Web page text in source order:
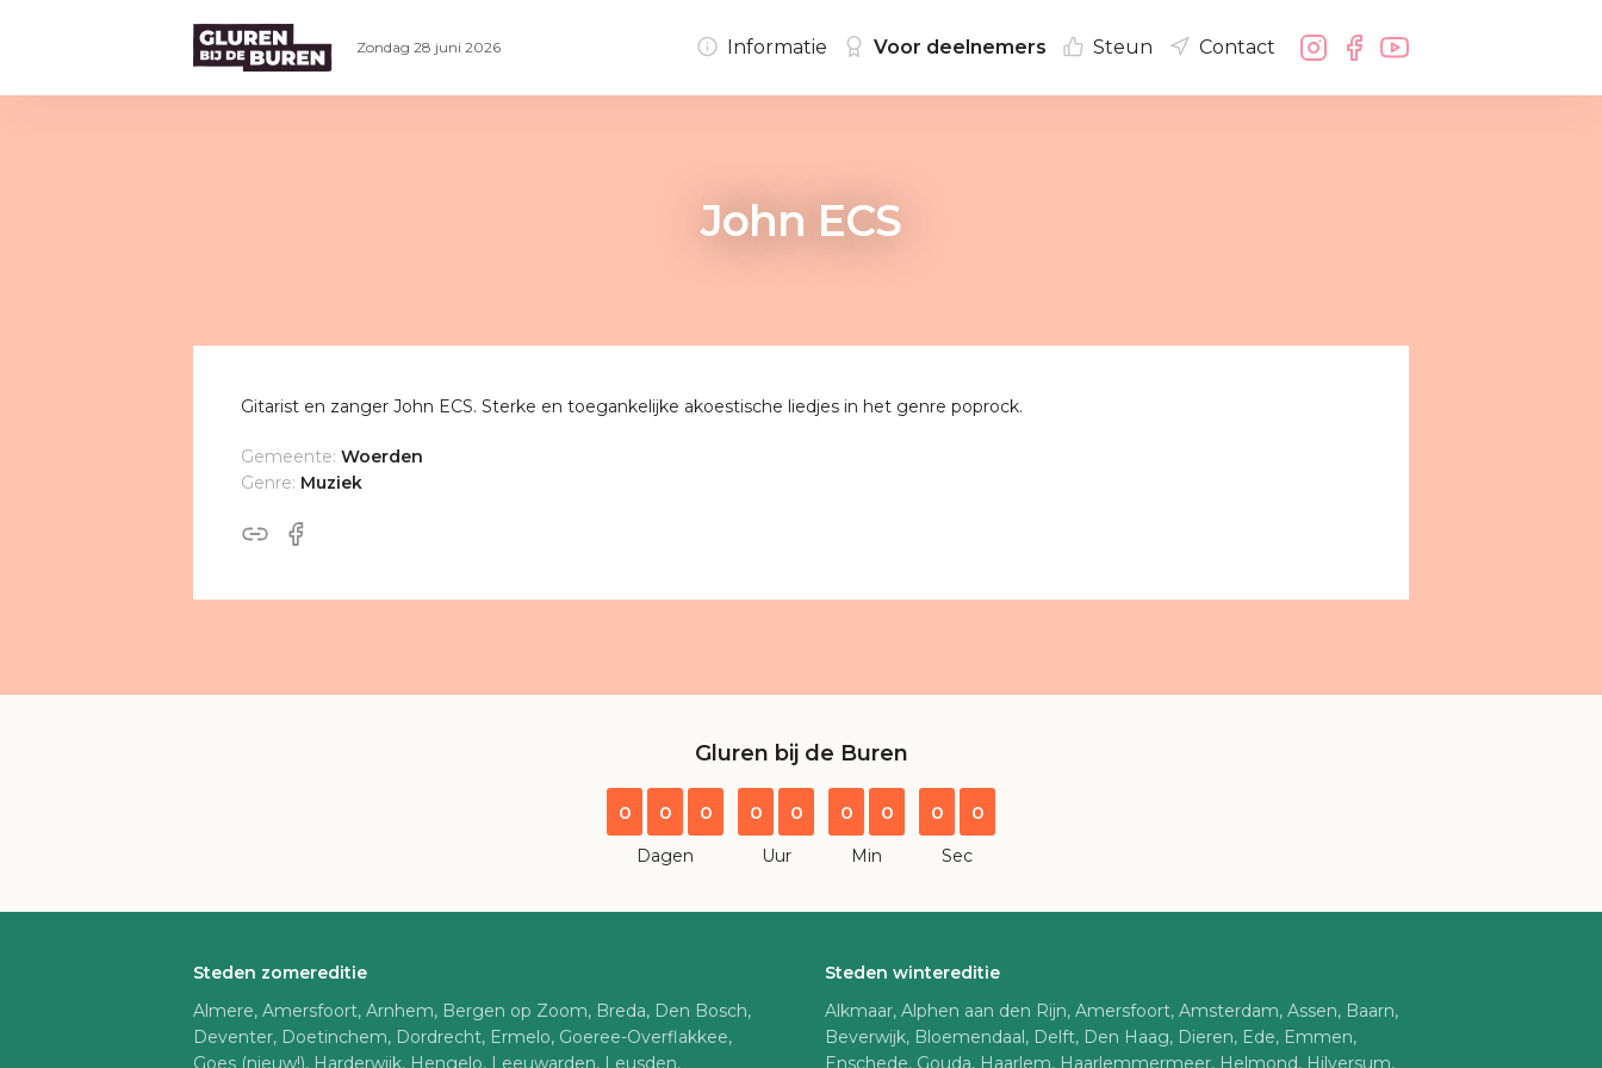
John ECS
Gitarist en zanger John ECS. Sterke en toegankelijke akoestische liedjes in het genre poprock.
Gemeente: Woerden
Genre: Muziek
Gluren bij de Buren
0 0 0
Dagen
0 0
Uur
0 0
Min
0 0
Sec
Steden zomereditie
Almere, Amersfoort, Arnhem, Bergen op Zoom, Breda, Den Bosch,
Deventer, Doetinchem, Dordrecht, Ermelo, Goeree-Overflakkee,
Goes (nieuw!), Harderwijk, Hengelo, Leeuwarden, Leusden,
Steden wintereditie
Alkmaar, Alphen aan den Rijn, Amersfoort, Amsterdam, Assen, Baarn,
Beverwijk, Bloemendaal, Delft, Den Haag, Dieren, Ede, Emmen,
Enschede, Gouda, Haarlem, Haarlemmermeer, Helmond, Hilversum,
Zondag 28 juni 2026 Informatie Voor deelnemers Steun Contact